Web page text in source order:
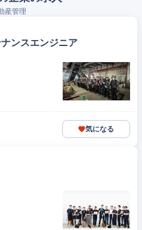
産管理
ンスエンジニア
気になる